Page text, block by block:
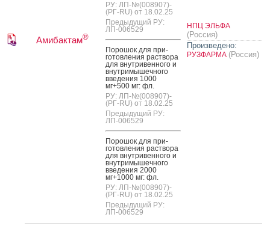
Амибактам®
РУ: ЛП-№(008907)-
(РГ-RU) от 18.02.25
Предыдущий РУ:
ЛП-006529
По­рошок для при­
готов­ле­ния рас­тво­ра
для внут­ри­вен­но­го и
внут­ри­мышеч­но­го
вве­дения 1000
мг+500 мг: фл.
РУ: ЛП-№(008907)-
(РГ-RU) от 18.02.25
Предыдущий РУ:
ЛП-006529
По­рошок для при­
готов­ле­ния рас­тво­ра
для внут­ри­вен­но­го и
внут­ри­мышеч­но­го
вве­дения 2000
мг+1000 мг: фл.
РУ: ЛП-№(008907)-
(РГ-RU) от 18.02.25
Предыдущий РУ:
ЛП-006529
НПЦ ЭЛЬФА
(Россия)
Произведено:
РУЗФАРМА (Россия)